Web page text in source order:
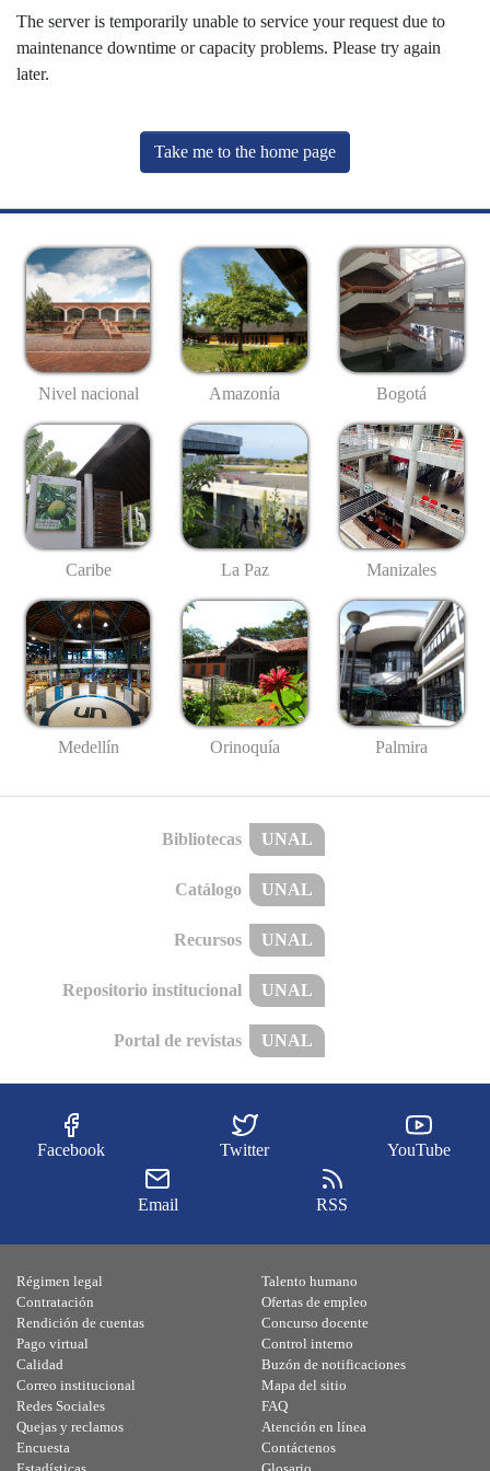
The server is temporarily unable to service your request due to
maintenance downtime or capacity problems. Please try again
later.
Take me to the home page
Nivel nacional Amazonía Bogotá
Caribe La Paz Manizales
Medellín Orinoquía Palmira
Bibliotecas UNAL
Catálogo UNAL
Recursos UNAL
Repositorio institucional UNAL
Portal de revistas UNAL
Facebook Twitter YouTube
Email RSS
Régimen legal
Contratación
Rendición de cuentas
Pago virtual
Calidad
Talento humano
Ofertas de empleo
Concurso docente
Control interno
Buzón de notificaciones
Correo institucional
Redes Sociales
Quejas y reclamos
Encuesta
Mapa del sitio
FAQ
Atención en línea
Contáctenos